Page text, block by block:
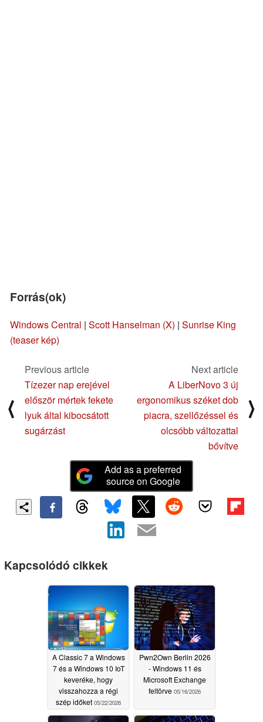
Forrás(ok)
Windows Central | Scott Hanselman (X) | Sunrise King
(teaser kép)
⟨
Previous article
Tízezer nap erejével
először mértek fekete
lyuk által kibocsátott
sugárzást
Next article
A LiberNovo 3 új
ergonomikus széket dob
piacra, szellőzéssel és
olcsóbb változattal
bővítve
⟩
Add as a preferred
source on Google
Kapcsolódó cikkek
A Classic 7 a Windows
7 és a Windows 10 IoT
keveréke, hogy
visszahozza a régi
szép időket 05/22/2026
Pwn2Own Berlin 2026
- Windows 11 és
Microsoft Exchange
feltörve 05/16/2026